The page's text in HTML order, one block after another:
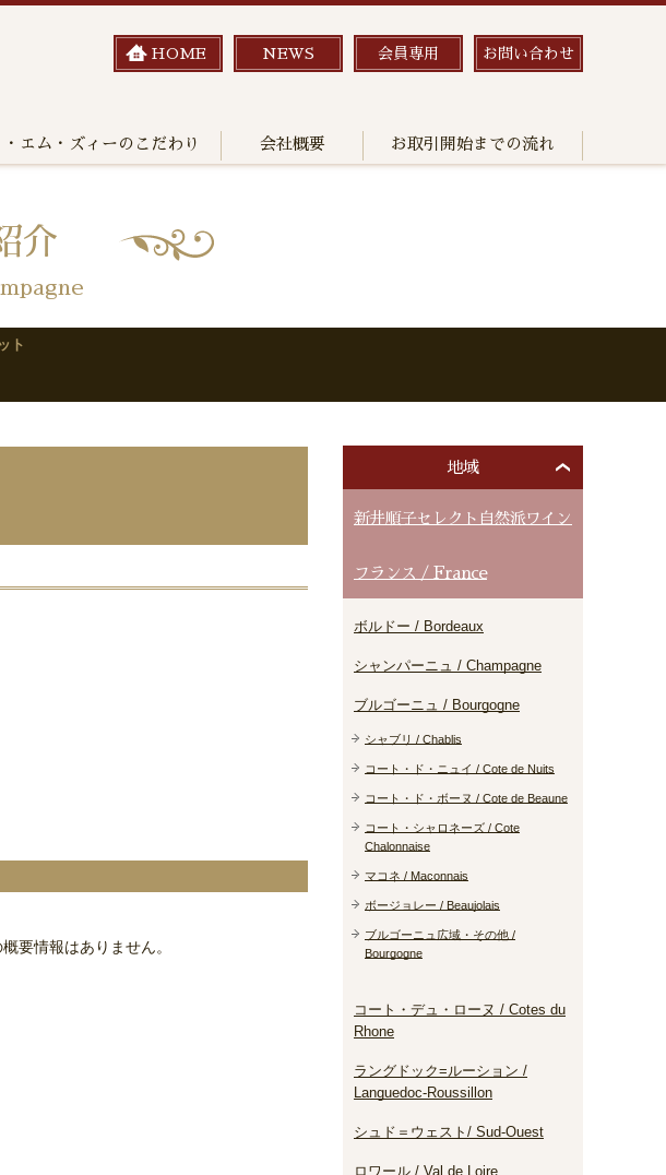
HOME NEWS 会員専用 お問い合わせ
・エム・ズィーのこだわり 会社概要 お取引開始までの流れ
介
ト
要情報はありません。
地域
新井順子セレクト自然派ワイン
フランス / France
ボルドー / Bordeaux
シャンパーニュ / Champagne
ブルゴーニュ / Bourgogne
シャブリ / Chablis
コート・ド・ニュイ / Cote de Nuits
コート・ド・ボーヌ / Cote de Beaune
コート・シャロネーズ / Cote
Chalonnaise
マコネ / Maconnais
ボージョレー / Beaujolais
ブルゴーニュ広域・その他 /
Bourgogne
コート・デュ・ローヌ / Cotes du
Rhone
ラングドック=ルーション /
Languedoc-Roussillon
シュド＝ウェスト/ Sud-Ouest
ロワール / Val de Loire